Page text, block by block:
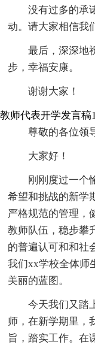
没有过多的承
动。请大家相信我
最后，深深地
步，幸福安康。
谢谢大家！
教师代表开学发言稿
尊敬的各位领
大家好！
刚刚度过一个
希望和挑战的新学
严格规范的管理，
教师队伍，稳步攀
的普遍认可和和社
我们xx学校全体师
美丽的蓝图。
今天我们又踏
师，在新学期里，
旨，踏实工作。在